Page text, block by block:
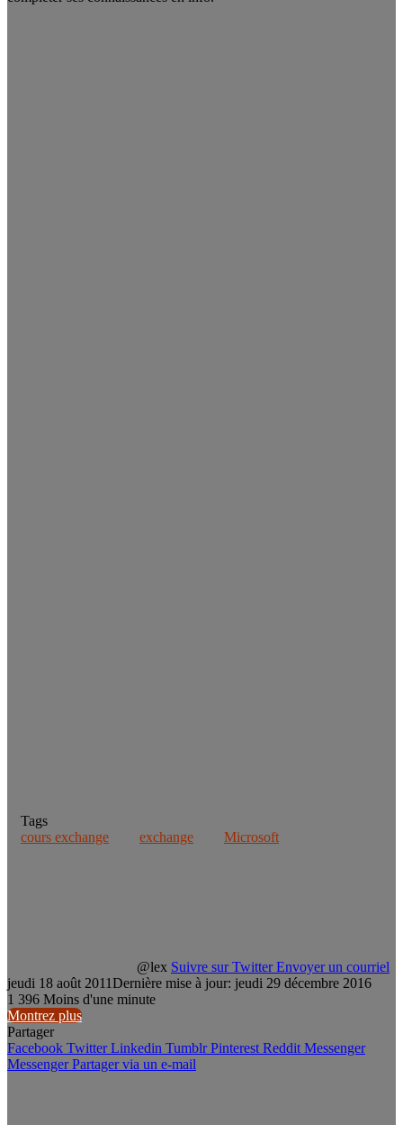
Tags
cours exchange
exchange Microsoft
@lex Suivre sur Twitter Envoyer un courriel
jeudi 18 août 2011Dernière mise à jour: jeudi 29 décembre 2016
1 396 Moins d'une minute
Montrez plus
Partager
Facebook Twitter Linkedin Tumblr Pinterest Reddit Messenger
Messenger Partager via un e-mail